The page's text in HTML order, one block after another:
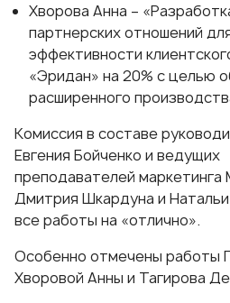
Хворова Анна –
партнерских отношений
эффективности
«Эридан» на 20% с целью
расширенного
Комиссия в составе
Евгения Бойченко и ведущих
преподавателей маркетинга
Дмитрия Шкардуна и
все работы на «отлично».
Особенно отмечены работы
Хворовой Анны и Тагирова